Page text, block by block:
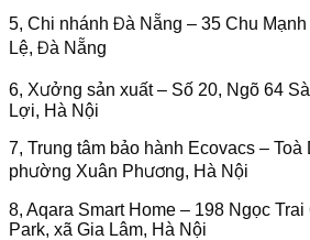
5, Chi nhánh Đà Nẵng – 35 Chu
Lệ, Đà Nẵng
6, Xưởng sản xuất – Số 20, Ngõ 64
Lợi, Hà Nội
7, Trung tâm bảo hành Ecovacs –
phường Xuân Phương, Hà Nội
8, Aqara Smart Home – 198 Ngọc
Park, xã Gia Lâm, Hà Nội